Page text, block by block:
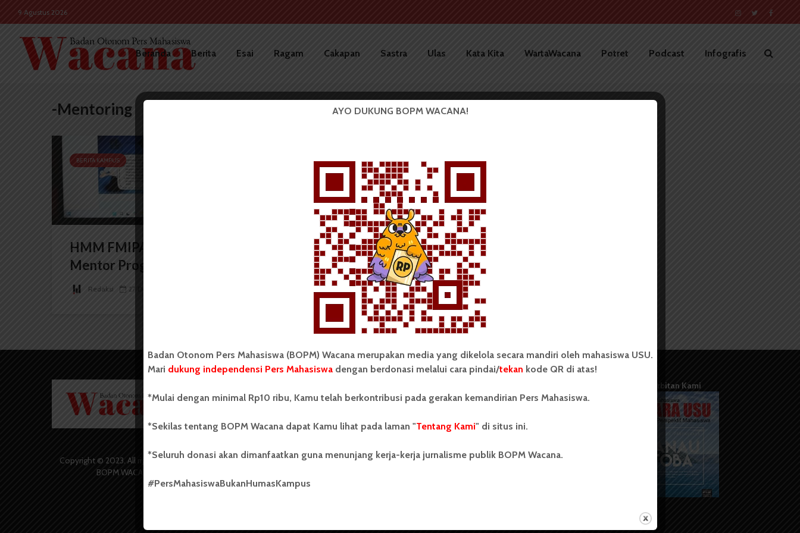
9 Agustus 2026
Beranda Berita Esai Ragam Cakapan Sastra Ulas Kata Kita WartaWacana Potret Podcast Infografis
-Mentoring
BERITA KAMPUS
HMM FMIPA Buka Rekrutmen
Mentor Program IOS...
Redaksi 27 Desember 2024
Copyright © 2023. All rights reserved
BOPM WACANA.
Wacana merupakan pers mahasiswa
secara mandiri oleh mahasiswa
Universitas Sumatera Utara (USU).
salah satu Unit Kegiatan Mahasiswa
dengan nama Pers Mahasiswa SUARA
USU yang berdiri pada 1 Juli 1995.
Info Iklan
Pedoman Media Siber
Terbitan Kami
AYO DUKUNG BOPM WACANA!
Badan Otonom Pers Mahasiswa (BOPM) Wacana merupakan media yang dikelola secara mandiri oleh mahasiswa USU.
Mari dukung independensi Pers Mahasiswadengan berdonasi melalui cara pindai/tekan kode QR di atas!
*Mulai dengan minimal Rp10 ribu, Kamu telah berkontribusi pada gerakan kemandirian Pers Mahasiswa.
*Sekilas tentang BOPM Wacana dapat Kamu lihat pada laman "Tentang Kami" di situs ini.
*Seluruh donasi akan dimanfaatkan guna menunjang kerja-kerja jurnalisme publik BOPM Wacana.
#PersMahasiswaBukanHumasKampus